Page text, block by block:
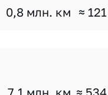
0,8 млн. км ≈